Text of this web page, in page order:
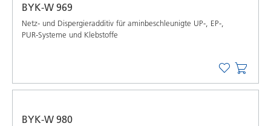
BYK-W 969
Netz- und Dispergieradditiv für aminbeschleunigte UP-, EP-,
PUR-Systeme und Klebstoffe
BYK-W 980